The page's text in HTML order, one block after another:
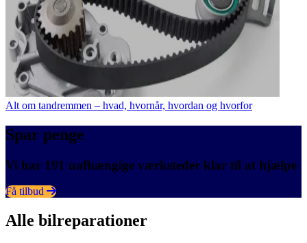
Alt om tandremmen – hvad, hvornår, hvordan og hvorfor
Spar penge
Vi har 191 uafhængige værksteder klar til at hjælpe
Få tilbud
Alle bilreparationer